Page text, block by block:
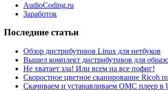
AudioCoding.ru
Заработок
Последние статьи
Обзор дистрибутивов Linux для нетбуков
Вышел комплект дистрибутивов для
Не хватает зла! Или всем на все пофиг!
Скоростное цветное сканирование Ricoh
Скачиваем и устанавливаем ОМС плеер в